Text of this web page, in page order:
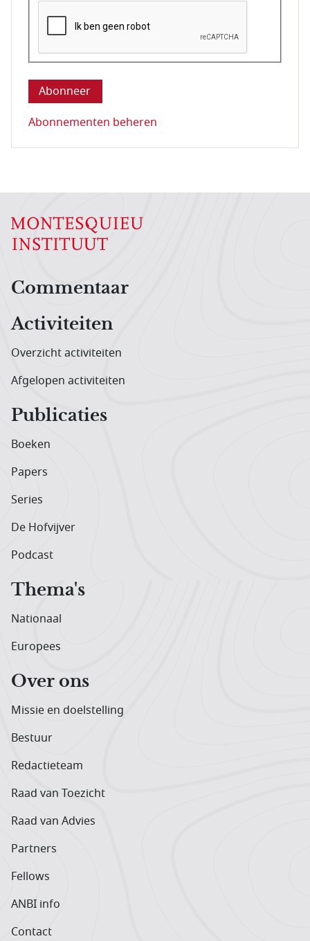
Deze vraag is om te controleren dat u een mens
Abonnementen beheren
Hoofdnavigatiemenu
Commentaar
Activiteiten
Overzicht activiteiten
Afgelopen activiteiten
Publicaties
Boeken
Papers
Series
De Hofvijver
Podcast
Thema's
Nationaal
Europees
Over ons
Missie en doelstelling
Bestuur
Redactieteam
Raad van Toezicht
Raad van Advies
Partners
Fellows
ANBI info
Contact